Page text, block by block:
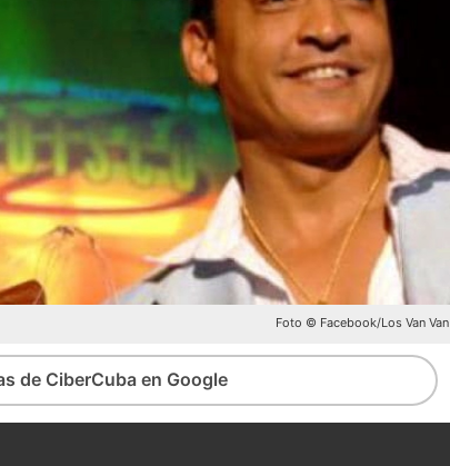
Foto © Facebook/Los Van Van
de CiberCuba en Google